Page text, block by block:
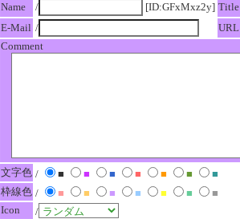
Name
/ [ID:GFxMxz2y] Title
E-Mail /
URL
Comment
文字色 / ■ ■ ■ ■ ■ ■
■
枠線色 / ■ ■ ■ ■ ■ ■
■
Icon
/